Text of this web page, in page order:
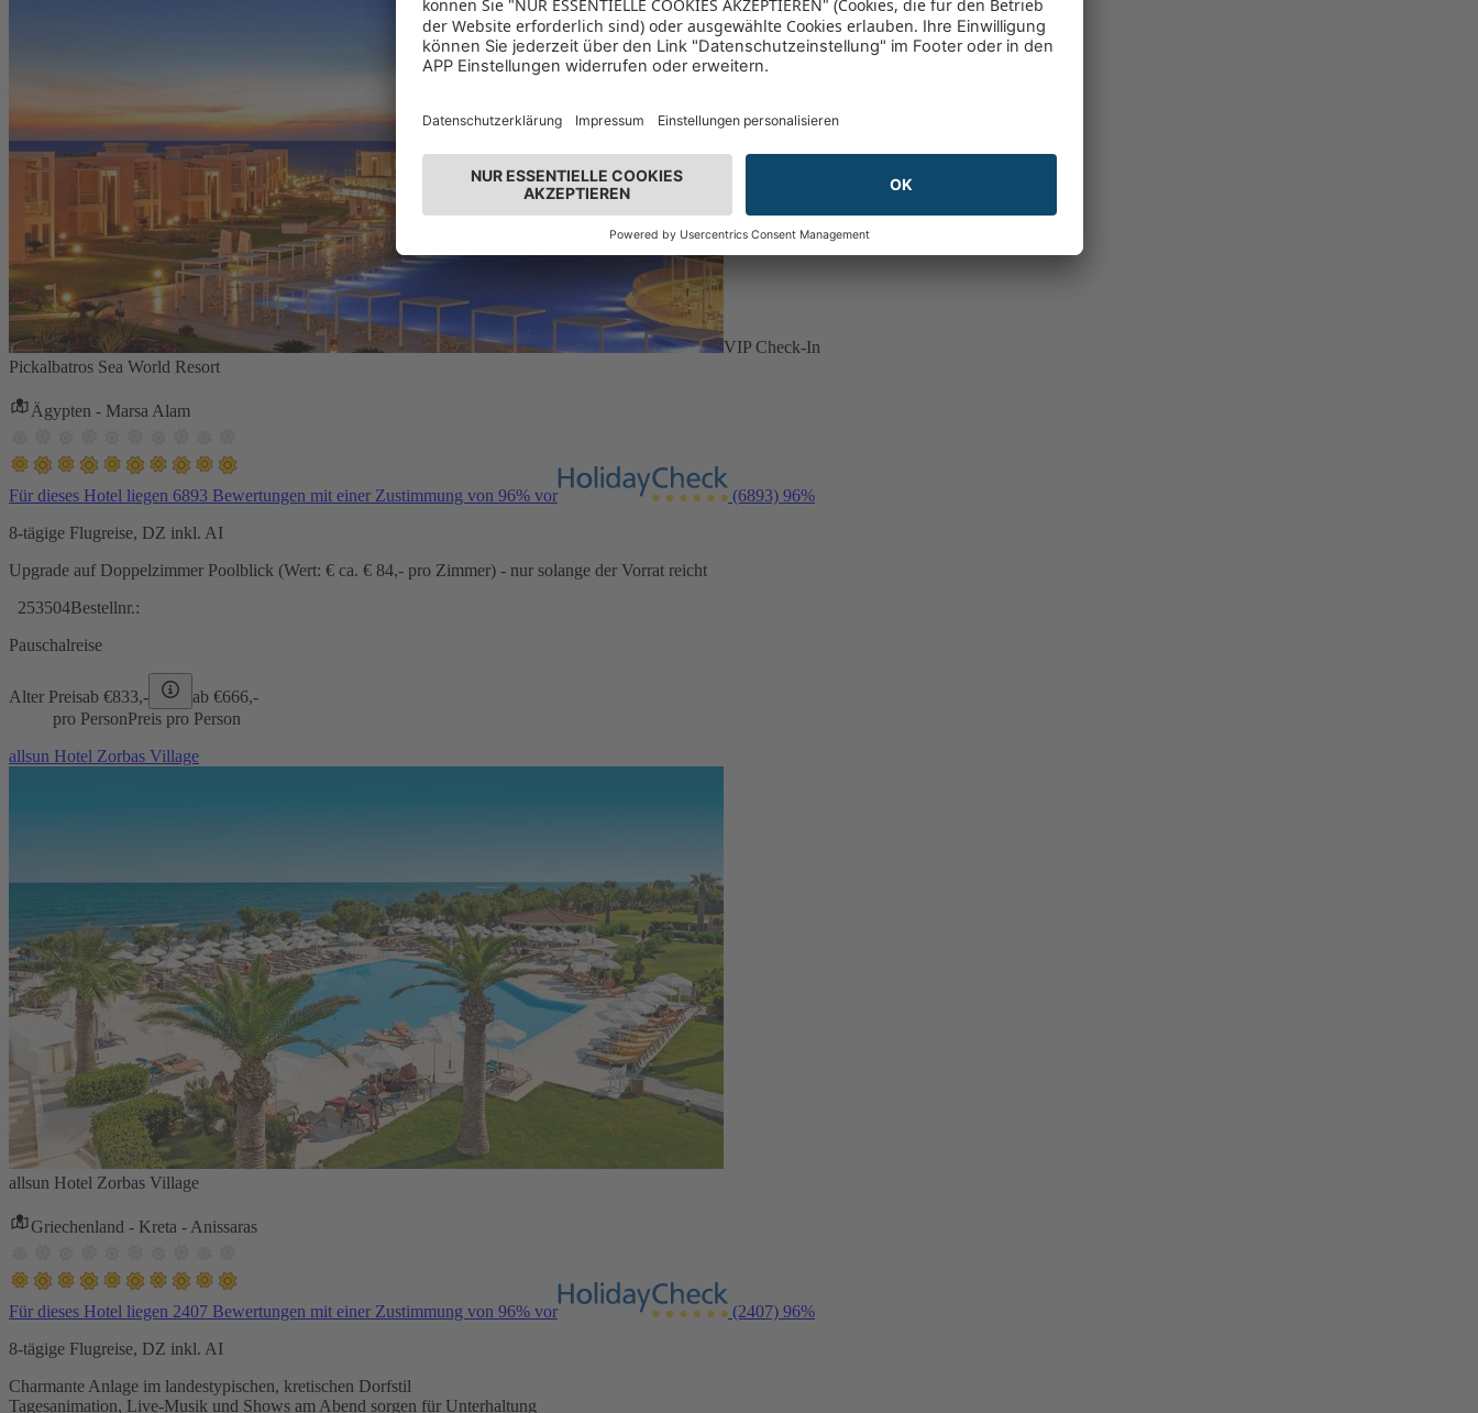
VIP Check-In
Pickalbatros Sea World Resort
Ägypten - Marsa Alam
Für dieses Hotel liegen 6893 Bewertungen mit einer Zustimmung von 96% vor (6893) 96%
8-tägige Flugreise, DZ inkl. AI
Upgrade auf Doppelzimmer Poolblick (Wert: € ca. € 84,- pro Zimmer) - nur solange der Vorrat reicht
253504Bestellnr.:
Pauschalreise
Alter Preisab €833,- ab €666,-
pro PersonPreis pro Person
allsun Hotel Zorbas Village
allsun Hotel Zorbas Village
Griechenland - Kreta - Anissaras
Für dieses Hotel liegen 2407 Bewertungen mit einer Zustimmung von 96% vor (2407) 96%
8-tägige Flugreise, DZ inkl. AI
Charmante Anlage im landestypischen, kretischen Dorfstil
Tagesanimation, Live-Musik und Shows am Abend sorgen für Unterhaltung